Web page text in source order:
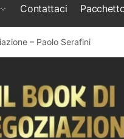
Contattaci
– Paolo Serafini